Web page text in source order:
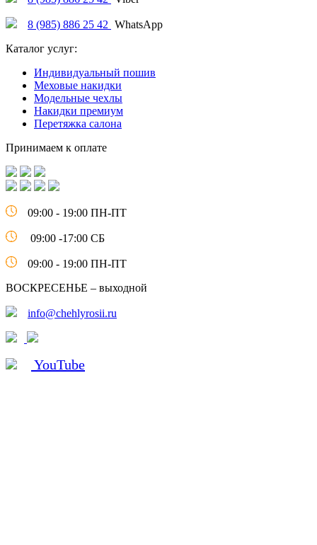
8 (985) 886 25 42 WhatsApp
Каталог услуг:
Индивидуальный пошив
Меховые накидки
Модельные чехлы
Накидки премиум
Перетяжка салона
Принимаем к оплате
09:00 - 19:00 ПН-ПТ
09:00 -17:00 СБ
09:00 - 19:00 ПН-ПТ
ВОСКРЕСЕНЬЕ – выходной
info@chehlyrosii.ru
YouTube